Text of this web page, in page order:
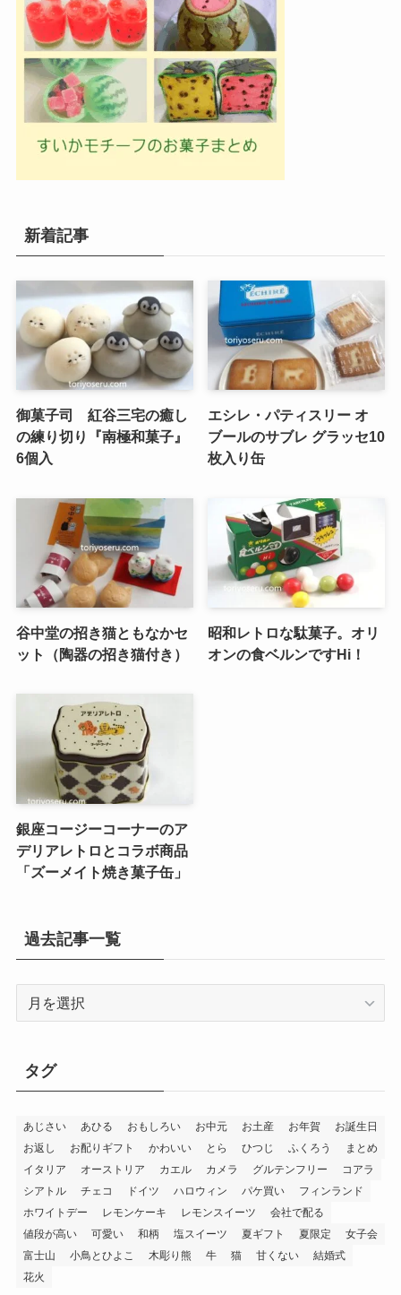
新着記事
御菓子司 紅谷三宅の癒し
の練り切り『南極和菓子』
6個入
エシレ・パティスリー オ
ブールのサブレ グラッセ10
枚入り缶
谷中堂の招き猫ともなかセ
ット（陶器の招き猫付き）
昭和レトロな駄菓子。オリ
オンの食ベルンですHi！
銀座コージーコーナーのア
デリアレトロとコラボ商品
「ズーメイト焼き菓子缶」
過去記事一覧
一
タグ
あじさい あひる おもしろい お中元 お土産 お年賀
お誕生日
お返し
お配りギフト かわいい とら ひつじ ふくろう
まとめ
イタリア
オーストリア カエル カメラ グルテンフリー
コアラ
シアトル
チェコ ドイツ ハロウィン パケ買い
フィンランド
ホワイトデー
レモンケーキ レモンスイーツ
会社で配る
値段が高い
可愛い 和柄 塩スイーツ 夏ギフト 夏限定
女子会
富士山
小鳥とひよこ 木彫り熊 牛 猫 甘くない
結婚式
花火